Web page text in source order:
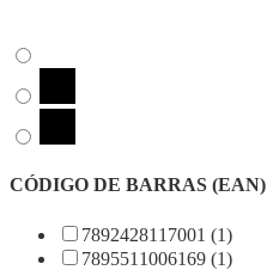
CÓDIGO DE BARRAS (EAN)
7892428117001 (1)
7895511006169 (1)